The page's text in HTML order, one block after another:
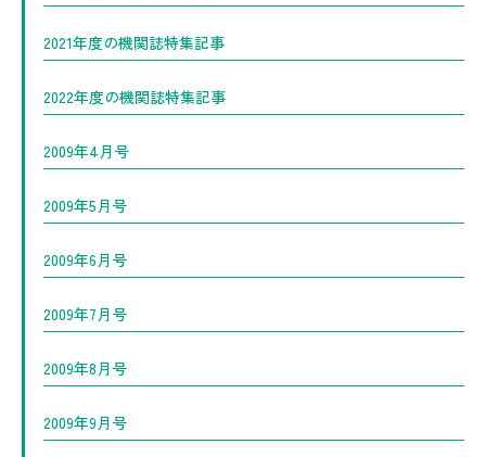
2021年度の機関誌特集記事
2022年度の機関誌特集記事
2009年4月号
2009年5月号
2009年6月号
2009年7月号
2009年8月号
2009年9月号